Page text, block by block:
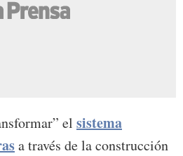
el sistema
a través de la construcción